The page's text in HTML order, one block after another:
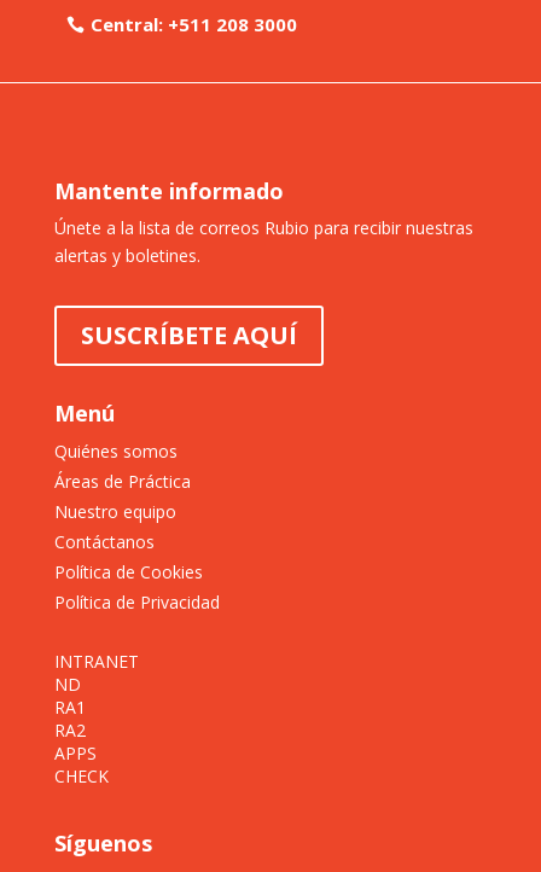
Central: +511 208 3000
Mantente informado
Únete a la lista de correos Rubio para recibir nuestras
alertas y boletines.
SUSCRÍBETE AQUÍ
Menú
Quiénes somos
Áreas de Práctica
Nuestro equipo
Contáctanos
Política de Cookies
Política de Privacidad
INTRANET
ND
RA1
RA2
APPS
CHECK
Síguenos